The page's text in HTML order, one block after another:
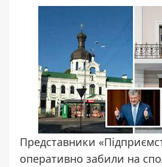
Представники
оперативно забили на